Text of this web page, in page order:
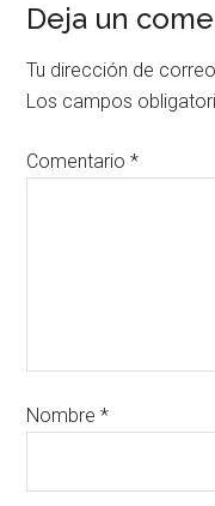
Deja un
Tu dirección de
Los campos
Comentario*
Nombre*